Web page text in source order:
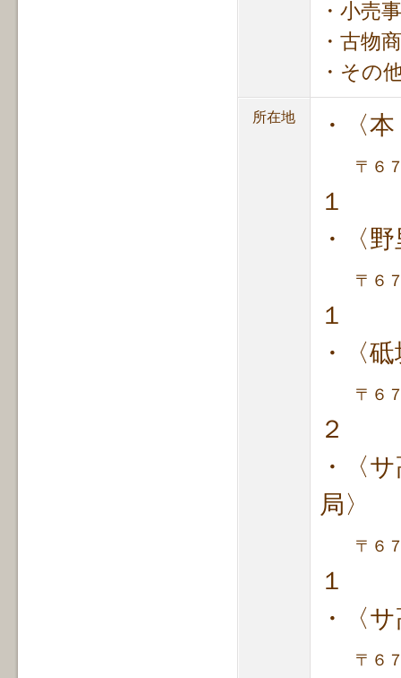
・小売
・古物
・その
所在地 ・〈
〒６
１
・〈
〒６
１
・〈
〒６
２
・〈
局〉
〒６
１
・〈
〒６